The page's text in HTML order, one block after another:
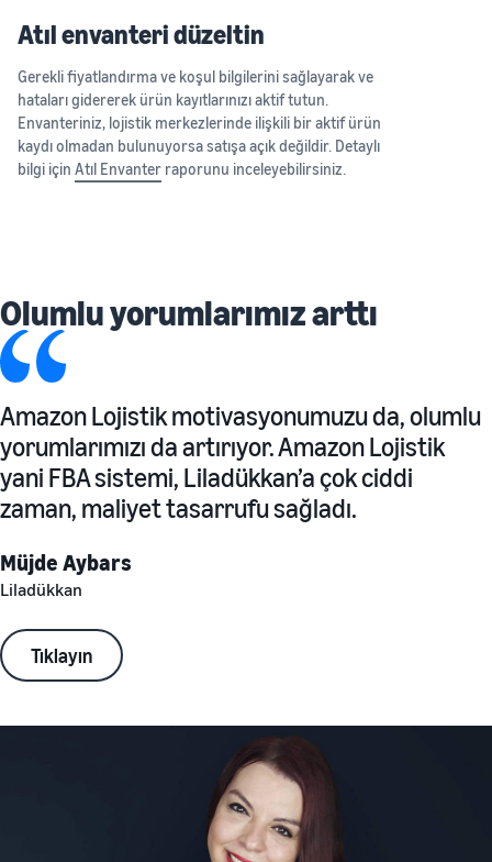
Atıl envanteri düzeltin
Gerekli fiyatlandırma ve koşul bilgilerini sağlayarak ve
hataları gidererek ürün kayıtlarınızı aktif tutun.
Envanteriniz, lojistik merkezlerinde ilişkili bir aktif ürün
kaydı olmadan bulunuyorsa satışa açık değildir. Detaylı
bilgi için Atıl Envanter raporunu inceleyebilirsiniz.
Olumlu yorumlarımız arttı
Amazon Lojistik motivasyonumuzu da, olumlu
yorumlarımızı da artırıyor. Amazon Lojistik
yani FBA sistemi, Liladükkan’a çok ciddi
zaman, maliyet tasarrufu sağladı.
Müjde Aybars
Liladükkan
Tıklayın